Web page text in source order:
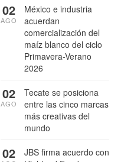
México e industria
acuerdan
comercialización del
maíz blanco del ciclo
Primavera-Verano
2026
02
AGO
Tecate se posiciona
entre las cinco marcas
más creativas del
mundo
02
AGO
JBS firma acuerdo con
02